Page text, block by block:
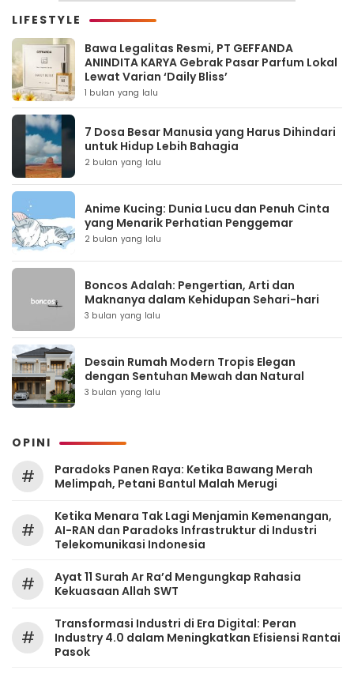
LIFESTYLE
Bawa Legalitas Resmi, PT GEFFANDA
ANINDITA KARYA Gebrak Pasar Parfum Lokal
Lewat Varian ‘Daily Bliss’
1 bulan yang lalu
7 Dosa Besar Manusia yang Harus Dihindari
untuk Hidup Lebih Bahagia
2 bulan yang lalu
Anime Kucing: Dunia Lucu dan Penuh Cinta
yang Menarik Perhatian Penggemar
2 bulan yang lalu
Boncos Adalah: Pengertian, Arti dan
Maknanya dalam Kehidupan Sehari-hari
3 bulan yang lalu
Desain Rumah Modern Tropis Elegan
dengan Sentuhan Mewah dan Natural
3 bulan yang lalu
OPINI
#
Paradoks Panen Raya: Ketika Bawang Merah
Melimpah, Petani Bantul Malah Merugi
#
Ketika Menara Tak Lagi Menjamin Kemenangan,
AI-RAN dan Paradoks Infrastruktur di Industri
Telekomunikasi Indonesia
#
Ayat 11 Surah Ar Ra’d Mengungkap Rahasia
Kekuasaan Allah SWT
#
Transformasi Industri di Era Digital: Peran
Industry 4.0 dalam Meningkatkan Efisiensi Rantai
Pasok